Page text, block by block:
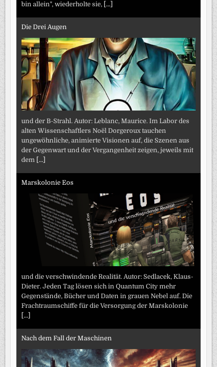
bin allein", wiederholte sie, [...]
Die Drei Augen
und der B-Strahl. Autor: Leblanc, Maurice. Im Labor des
alten Wissenschaftlers Noël Dorgeroux tauchen
ungewöhnliche, animierte Visionen auf, die Szenen aus
der Gegenwart und der Vergangenheit zeigen, jeweils mit
dem [...]
Marskolonie Eos
und die verschwindende Realität. Autor: Sedlacek, Klaus-
Dieter. Jeden Tag lösen sich in Quantum City mehr
Gegenstände, Bücher und Daten in grauen Nebel auf. Die
Frachtraumschiffe für die Versorgung der Marskolonie
[...]
Nach dem Fall der Maschinen